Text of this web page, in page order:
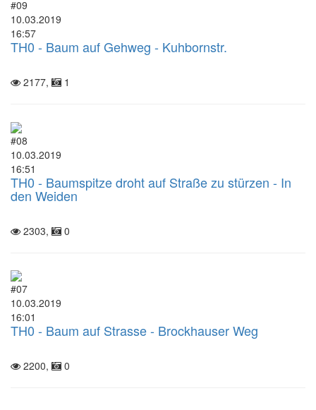
#09
10.03.2019
16:57
TH0 - Baum auf Gehweg - Kuhbornstr.
2177, 1
#08
10.03.2019
16:51
TH0 - Baumspitze droht auf Straße zu stürzen - In
den Weiden
2303, 0
#07
10.03.2019
16:01
TH0 - Baum auf Strasse - Brockhauser Weg
2200, 0